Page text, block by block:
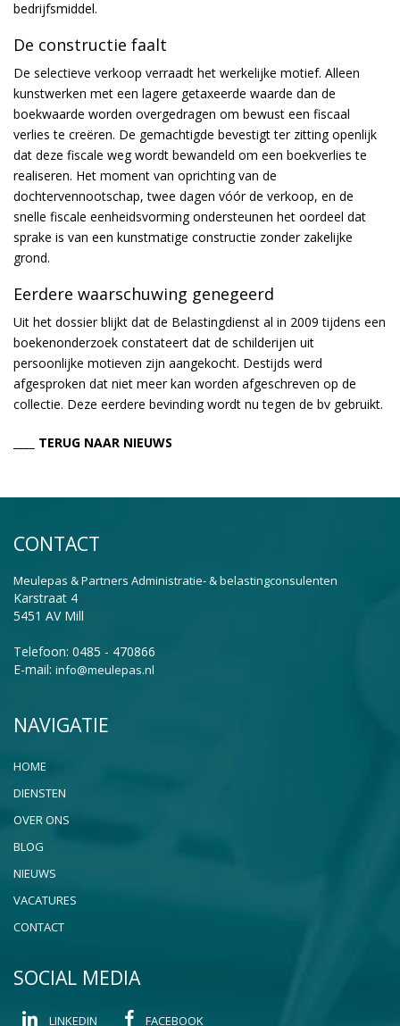
bedrijfsmiddel.
De constructie faalt
De selectieve verkoop verraadt het werkelijke motief. Alleen
kunstwerken met een lagere getaxeerde waarde dan de
boekwaarde worden overgedragen om bewust een fiscaal
verlies te creëren. De gemachtigde bevestigt ter zitting openlijk
dat deze fiscale weg wordt bewandeld om een boekverlies te
realiseren. Het moment van oprichting van de
dochtervennootschap, twee dagen vóór de verkoop, en de
snelle fiscale eenheidsvorming ondersteunen het oordeel dat
sprake is van een kunstmatige constructie zonder zakelijke
grond.
Eerdere waarschuwing genegeerd
Uit het dossier blijkt dat de Belastingdienst al in 2009 tijdens een
boekenonderzoek constateert dat de schilderijen uit
persoonlijke motieven zijn aangekocht. Destijds werd
afgesproken dat niet meer kan worden afgeschreven op de
collectie. Deze eerdere bevinding wordt nu tegen de bv gebruikt.
____ TERUG NAAR NIEUWS
CONTACT
Meulepas & Partners Administratie- & belastingconsulenten
Karstraat 4
5451 AV Mill
Telefoon: 0485 - 470866
E-mail: info@meulepas.nl
NAVIGATIE
HOME
DIENSTEN
OVER ONS
BLOG
NIEUWS
VACATURES
CONTACT
SOCIAL MEDIA
LINKEDIN FACEBOOK